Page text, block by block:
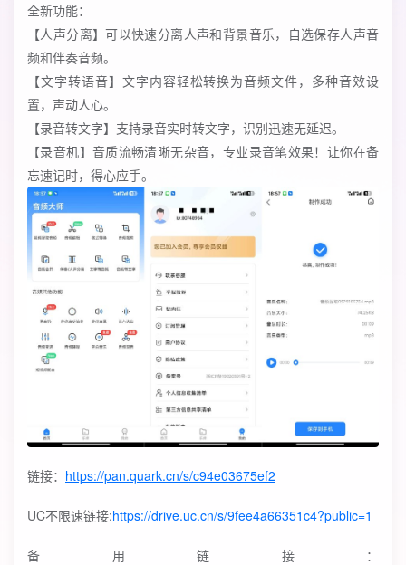
全新功能：
【人声分离】可以快速分离人声和背景音乐，自选保存人声音
频和伴奏音频。
【文字转语音】文字内容轻松转换为音频文件，多种音效设
置，声动人心。
【录音转文字】支持录音实时转文字，识别迅速无延迟。
【录音机】音质流畅清晰无杂音，专业录音笔效果！让你在备
忘速记时，得心应手。
链接： https://pan.quark.cn/s/c94e03675ef2
UC不限速链接:https://drive.uc.cn/s/9fee4a66351c4?public=1
备用链接：